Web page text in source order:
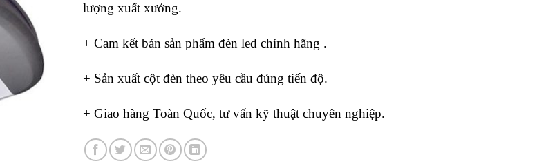
lượng xuất xưởng.
+ Cam kết bán sản phẩm đèn led chính hãng .
+ Sản xuất cột đèn theo yêu cầu đúng tiến độ.
+ Giao hàng Toàn Quốc, tư vấn kỹ thuật chuyên nghiệp.